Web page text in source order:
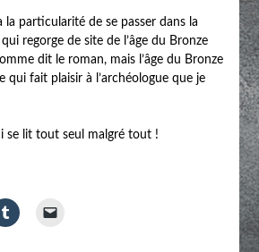
la particularité de se passer dans la
regorge de site de l’âge du Bronze
dit le roman, mais l’âge du Bronze
qui fait plaisir à l’archéologue que je
se lit tout seul malgré tout !